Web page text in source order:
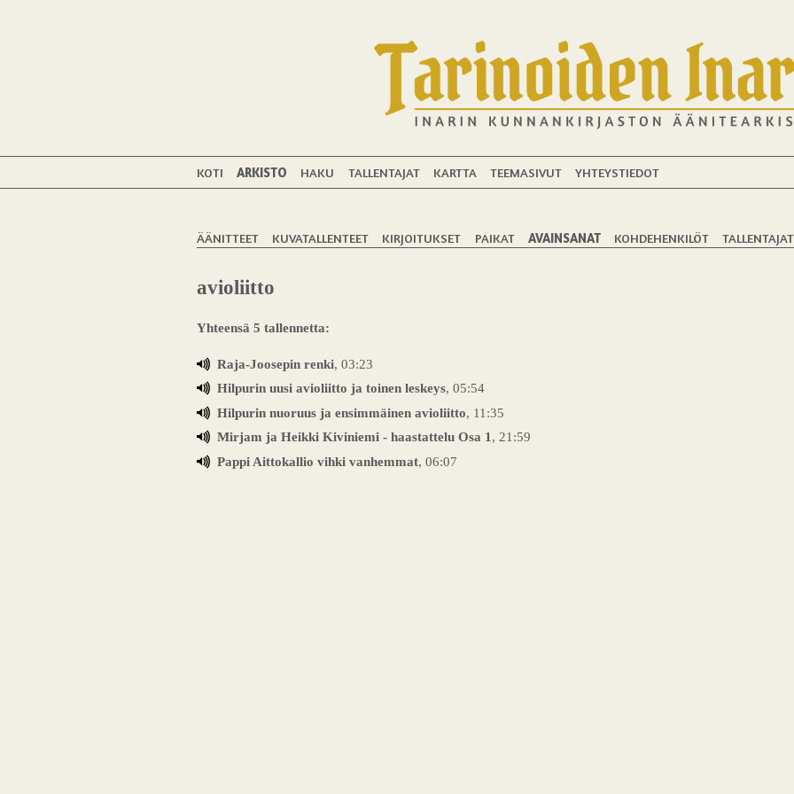
KOTI ARKISTO HAKU TALLENTAJAT KARTTA TEEMASIVUT YHTEYSTIEDOT
ÄÄNITTEET KUVATALLENTEET KIRJOITUKSET PAIKAT AVAINSANAT KOHDEHENKILÖT TALLENTAJAT
avioliitto
Yhteensä 5 tallennetta:
Raja-Joosepin renki, 03:23
Hilpurin uusi avioliitto ja toinen leskeys, 05:54
Hilpurin nuoruus ja ensimmäinen avioliitto, 11:35
Mirjam ja Heikki Kiviniemi - haastattelu Osa 1, 21:59
Pappi Aittokallio vihki vanhemmat, 06:07